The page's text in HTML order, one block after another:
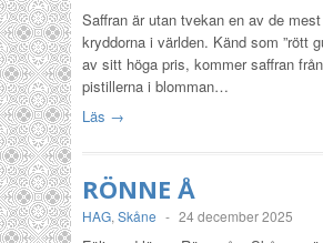
Saffran är utan tvekan en av de
kryddorna i världen. Känd som ”rött
av sitt höga pris, kommer saffran
pistillerna i blomman…
Läs →
RÖNNE Å
HAG, Skåne - 24 december 2025